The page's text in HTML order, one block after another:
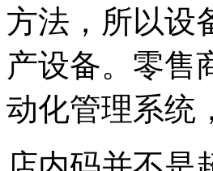
方法，所以设
产设备。零售
动化管理系统